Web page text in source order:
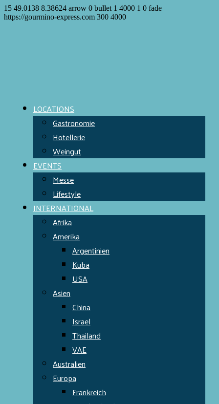
15 49.0138 8.38624 arrow 0 bullet 1 4000 1 0 fade
https://gourmino-express.com 300 4000
LOCATIONS
Gastronomie
Hotellerie
Weingut
EVENTS
Messe
Lifestyle
INTERNATIONAL
Afrika
Amerika
Argentinien
Kuba
USA
Asien
China
Israel
Thailand
VAE
Australien
Europa
Frankreich